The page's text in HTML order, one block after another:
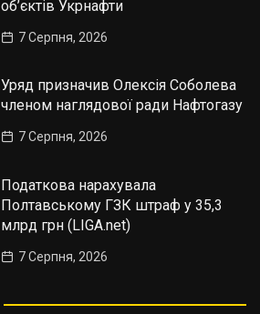
об’єктів Укрнафти
7 Серпня, 2026
Уряд призначив Олексія Соболева
членом наглядової ради Нафтогазу
7 Серпня, 2026
Податкова нарахувала
Полтавському ГЗК штраф у 35,3
млрд грн (LIGA.net)
7 Серпня, 2026